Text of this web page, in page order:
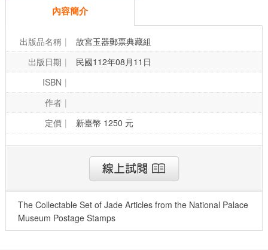
內容簡介
出版品名稱
故宮玉器郵票典藏組
出版日期
民國112年08月11日
ISBN
作者
定價
新臺幣 1250 元
The Collectable Set of Jade Articles from the National Palace
Museum Postage Stamps